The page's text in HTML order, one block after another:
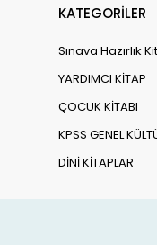
KATEGORİLER
Sınava Hazırlık
YARDIMCI KİTAP
ÇOCUK KİTABI
KPSS GENEL
DİNİ KİTAPLAR